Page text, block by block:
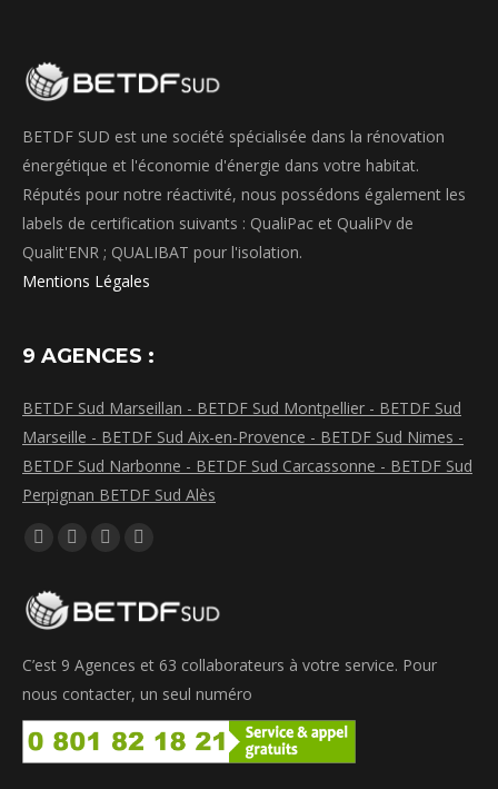
BETDF SUD est une société spécialisée dans la rénovation
énergétique et l'économie d'énergie dans votre habitat.
Réputés pour notre réactivité, nous possédons également les
labels de certification suivants : QualiPac et QualiPv de
Qualit'ENR ; QUALIBAT pour l'isolation.
Mentions Légales
9 AGENCES :
BETDF Sud Marseillan - BETDF Sud Montpellier - BETDF Sud
Marseille - BETDF Sud Aix-en-Provence - BETDF Sud Nimes -
BETDF Sud Narbonne - BETDF Sud Carcassonne - BETDF Sud
Perpignan BETDF Sud Alès
Trouvez nous sur :
La
Facebook
s'ouvre
dans
une
nouvelle
fenêtre
La
LinkedIn
dans
une
nouvelle
fenêtre
La
Instagram
dans
une
nouvelle
fenêtre
La
WhatsApp
dans
une
nouvelle
fenêtre
C’est 9 Agences et 63 collaborateurs à votre service. Pour
nous contacter, un seul numéro